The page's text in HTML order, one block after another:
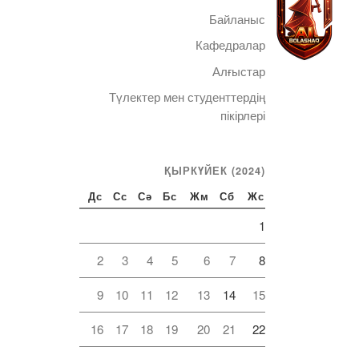
Байланыс
Кафедралар
Алғыстар
Түлектер мен студенттердің
пікірлері
ҚЫРКҮЙЕК (2024)
Дс Сс Сә Бс Жм Сб Жс
1
2 3 4 5 6 7 8
9 10 11 12 13 14 15
16 17 18 19 20 21 22
Telegram